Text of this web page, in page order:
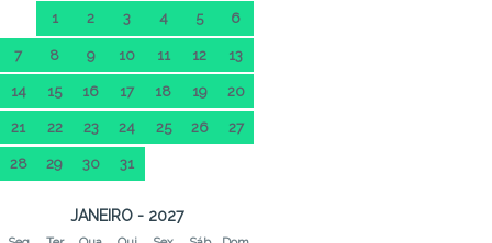
1 2 3 4 5 6
7 8 9 10 11 12 13
14 15 16 17 18 19 20
21 22 23 24 25 26 27
28 29 30 31
JANEIRO - 2027